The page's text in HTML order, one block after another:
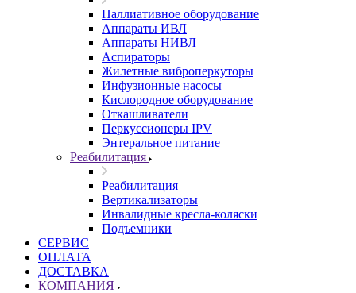
Паллиативное оборудование
Аппараты ИВЛ
Аппараты НИВЛ
Аспираторы
Жилетные виброперкуторы
Инфузионные насосы
Кислородное оборудование
Откашливатели
Перкуссионеры IPV
Энтеральное питание
Реабилитация
Реабилитация
Вертикализаторы
Инвалидные кресла-коляски
Подъемники
СЕРВИС
ОПЛАТА
ДОСТАВКА
КОМПАНИЯ